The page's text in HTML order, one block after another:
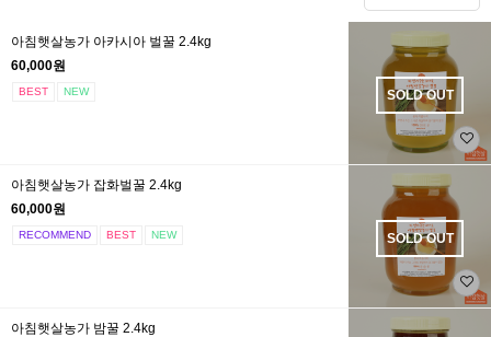
아침햇살농가 아카시아 벌꿀 2.4kg
60,000원
BEST NEW SOLD OUT
아침햇살농가 잡화벌꿀 2.4kg
60,000원
RECOMMEND BEST NEW SOLD OUT
아침햇살농가 밤꿀 2.4kg